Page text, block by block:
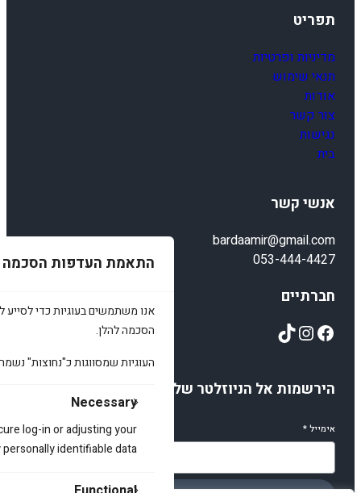
התאמת העדפות הסכמה
אנו משתמשים בעוגיות כדי לסייע
הסכמה להלן.
העוגיות שמסווגות כ"נחוצות"
Necessary
log-in or adjusting your
identifiable data.
תפריט
מדיניות ופרטיות
תנאי שימוש
אודות
צור קשר
נגישות
בית
אנשי קשר
bardaamir@gmail.com
053-444-4427
חברתיים
Facebook
Instagram
TikTok
הירשמות אל הניוזלטר שלנו
אימייל*